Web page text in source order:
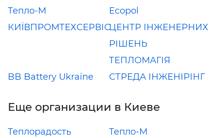
Тепло-М
Ecopol
КИЇВПРОМТЕХСЕРВІСЦЕНТР ІНЖЕНЕРНИХ
РІШЕНЬ
ТЕПЛОМАГІЯ
BB Battery Ukraine
СТРЕДА ІНЖЕНІРІНГ
Еще организации в Киеве
Теплорадость
Тепло-М